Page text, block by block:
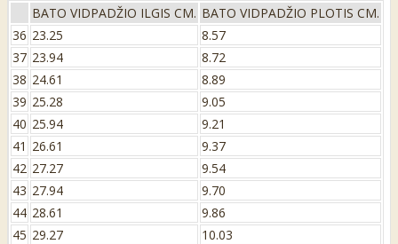
BATO VIDPADŽIO ILGIS CM. BATO VIDPADŽIO PLOTIS CM.
36 23.25
8.57
37 23.94
8.72
38 24.61
8.89
39 25.28
9.05
40 25.94
9.21
41 26.61
9.37
42 27.27
9.54
43 27.94
9.70
44 28.61
9.86
45 29.27
10.03